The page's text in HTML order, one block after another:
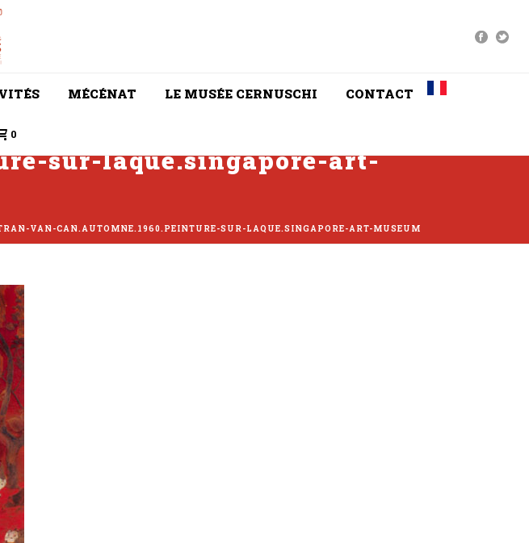
MÉCÉNAT LE MUSÉE CERNUSCHI CONTACT
0
sur-laque.singapore-art-
VAN-CAN.AUTOMNE.1960.PEINTURE-SUR-LAQUE.SINGAPORE-ART-MUSEUM